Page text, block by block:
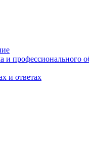
и профессионального
и ответах